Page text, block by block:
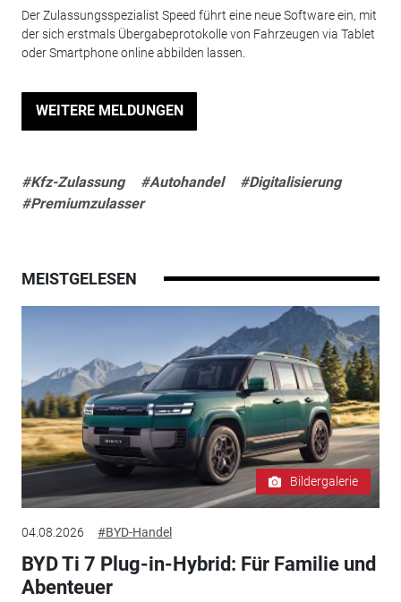
Der Zulassungsspezialist Speed führt eine neue Software ein, mit
der sich erstmals Übergabeprotokolle von Fahrzeugen via Tablet
oder Smartphone online abbilden lassen.
WEITERE MELDUNGEN
#Kfz-Zulassung #Autohandel
#Digitalisierung
#Premiumzulasser
MEISTGELESEN
Bildergalerie
04.08.2026 #BYD-Handel
BYD Ti 7 Plug-in-Hybrid: Für Familie und
Abenteuer